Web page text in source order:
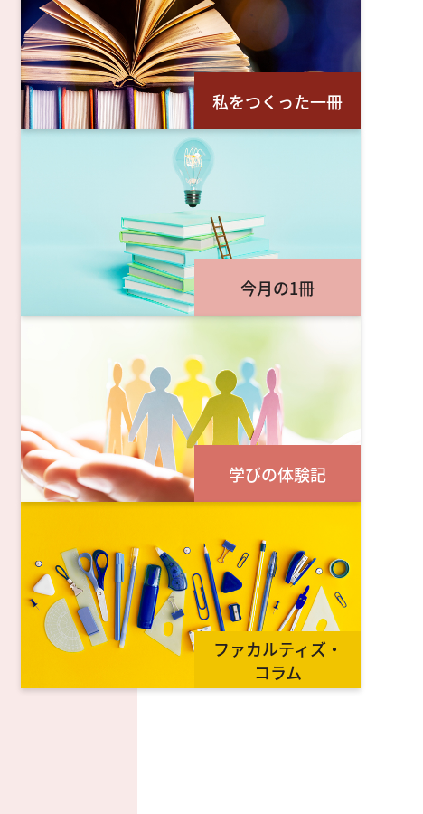
私をつくった一冊
今月の1冊
学びの体験記
ファカルティズ・
コラム